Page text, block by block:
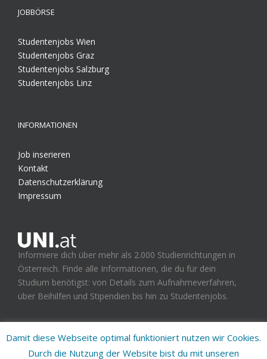
JOBBÖRSE
Studentenjobs Wien
Studentenjobs Graz
Studentenjobs Salzburg
Studentenjobs Linz
INFORMATIONEN
Job inserieren
Kontakt
Datenschutzerklärung
Impressum
Informiere dich über mehr als 2.000 Studienrichtungen in
Österreich. Finde alle Informationen, die du für dein
Studium benötigst: von Details zum Aufnahmeverfahren,
über Beihilfen und Stipendien bis hin zu Studentenjobs.
Damit diese Webseite optimal funktioniert nutzen wir Cookies.
Durch die Nutzung der Website bist du mit unseren